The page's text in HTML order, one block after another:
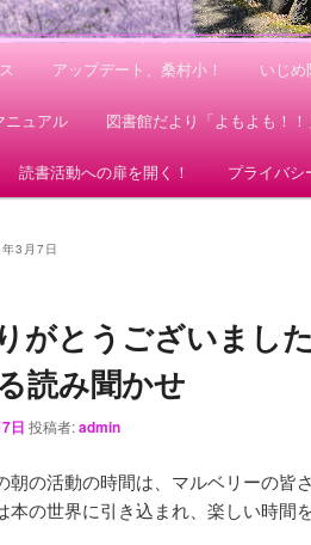
アップデート、桑村小！ いじ
ニュアル 図書館だより「よもよも！！
読書活動への扉を開く！ プライバシ
3月7日
がとうございま
読み聞かせ
日 投稿者:admin
朝の活動の時間は、マルベリーの皆
本の世界に引き込まれ、楽しい時間